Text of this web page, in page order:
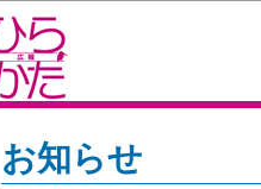
お知らせ